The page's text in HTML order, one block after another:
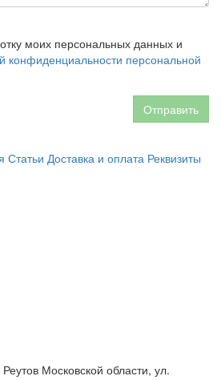
моих персональных данных и
конфиденциальности персональной
Отправить
Статьи Доставка и оплата Реквизиты
Московской области, ул.